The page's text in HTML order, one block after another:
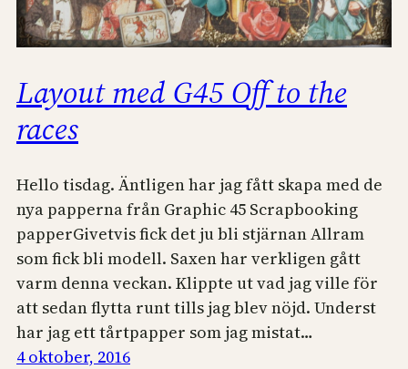
Layout med G45 Off to the
races
Hello tisdag. Äntligen har jag fått skapa med de
nya papperna från Graphic 45 Scrapbooking
papperGivetvis fick det ju bli stjärnan Allram
som fick bli modell. Saxen har verkligen gått
varm denna veckan. Klippte ut vad jag ville för
att sedan flytta runt tills jag blev nöjd. Underst
har jag ett tårtpapper som jag mistat…
4 oktober, 2016